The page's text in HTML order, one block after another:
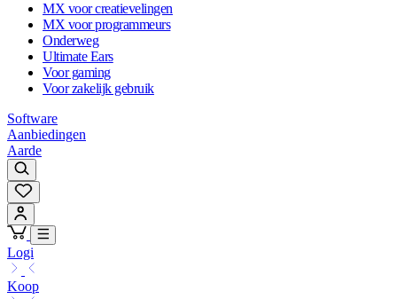
MX voor creatievelingen
MX voor programmeurs
Onderweg
Ultimate Ears
Voor gaming
Voor zakelijk gebruik
Software
Aanbiedingen
Aarde
Logi
Koop